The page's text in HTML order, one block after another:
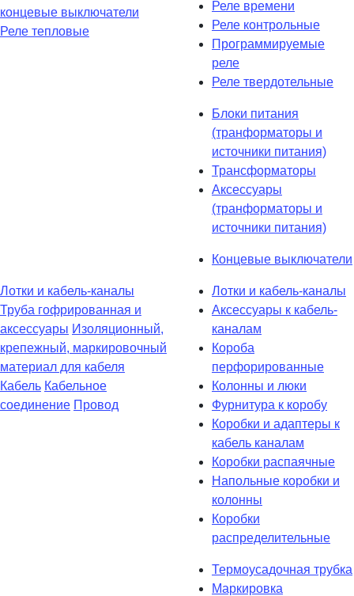
концевые выключатели
Реле тепловые
Реле времени
Реле контрольные
Программируемые
реле
Реле твердотельные
Блоки питания
(транформаторы и
источники питания)
Трансформаторы
Аксессуары
(транформаторы и
источники питания)
Концевые выключатели
Лотки и кабель-каналы
Труба гофрированная и
аксессуары Изоляционный,
крепежный, маркировочный
материал для кабеля
Кабель Кабельное
соединение Провод
Лотки и кабель-каналы
Аксессуары к кабель-
каналам
Короба
перфорированные
Колонны и люки
Фурнитура к коробу
Коробки и адаптеры к
кабель каналам
Коробки распаячные
Напольные коробки и
колонны
Коробки
распределительные
Термоусадочная трубка
Маркировка